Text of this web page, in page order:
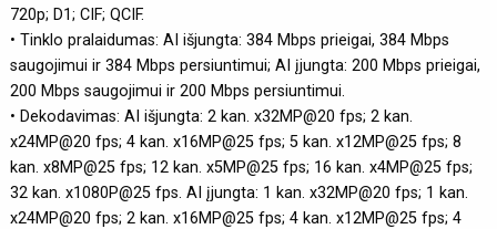
720p; D1; CIF; QCIF.
• Tinklo pralaidumas: AI išjungta: 384 Mbps prieigai, 384 Mbps
saugojimui ir 384 Mbps persiuntimui; AI įjungta: 200 Mbps prieigai,
200 Mbps saugojimui ir 200 Mbps persiuntimui.
• Dekodavimas: AI išjungta: 2 kan. x32MP@20 fps; 2 kan.
x24MP@20 fps; 4 kan. x16MP@25 fps; 5 kan. x12MP@25 fps; 8
kan. x8MP@25 fps; 12 kan. x5MP@25 fps; 16 kan. x4MP@25 fps;
32 kan. x1080P@25 fps. AI įjungta: 1 kan. x32MP@20 fps; 1 kan.
x24MP@20 fps; 2 kan. x16MP@25 fps; 4 kan. x12MP@25 fps; 4